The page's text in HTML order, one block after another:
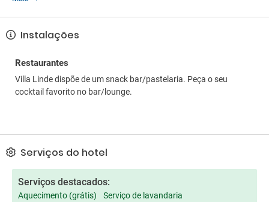
Instalações
Restaurantes
Villa Linde dispõe de um snack bar/pastelaria. Peça o seu
cocktail favorito no bar/lounge.
Serviços do hotel
Serviços destacados:
Aquecimento (grátis)
Serviço de lavandaria